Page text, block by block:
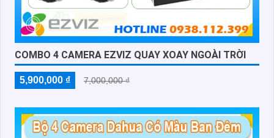
COMBO 4 CAMERA EZVIZ QUAY XOAY NGOÀI TRỜI
5,900,000 ₫ 7,000,000 ₫